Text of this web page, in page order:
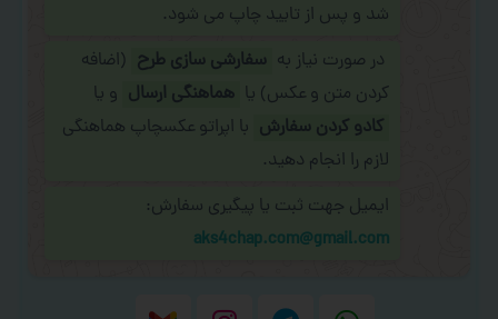
شد و پس از تایید چاپ می شود.
در صورت نیاز به سفارشی سازی طرح (اضافه
کردن متن و عکس) یا هماهنگی ارسال و یا
کادو کردن سفارش با اپراتو عکسچاپ هماهنگی
لازم را انجام دهید.
ایمیل جهت ثبت یا پیگیری سفارش:
aks4chap.com@gmail.com